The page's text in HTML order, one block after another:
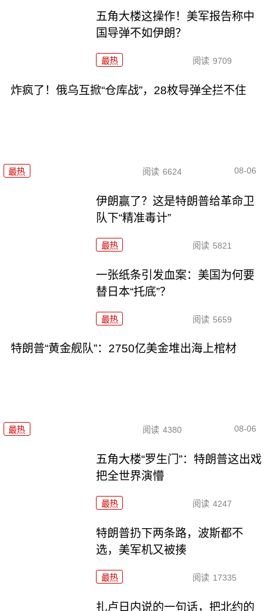
五角大楼这操作！美军报告称中
国导弹不如伊朗？
最热 阅读 9709
炸疯了！俄乌互掀“仓库战”，28枚导弹全拦不住
最热 阅读 6624 08-06
伊朗赢了？这是特朗普给革命卫
队下“精准毒计”
最热 阅读 5821
一张纸条引发血案：美国为何要
替日本“托底”？
最热 阅读 5659
特朗普“黄金舰队”：2750亿美金堆出海上棺材
最热 阅读 4380 08-06
五角大楼“罗生门”：特朗普这出戏
把全世界演懵
最热 阅读 4247
特朗普扔下两条路，波斯都不
选，美军机又被揍
最热 阅读 17335
扎卢日内说的一句话，把北约的